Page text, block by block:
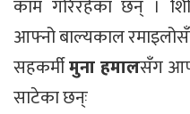
काम गरिरहेका छन् ।
आफ्नो बाल्यकाल
सहकर्मीमुना हमालसँग
साटेका छन्ः